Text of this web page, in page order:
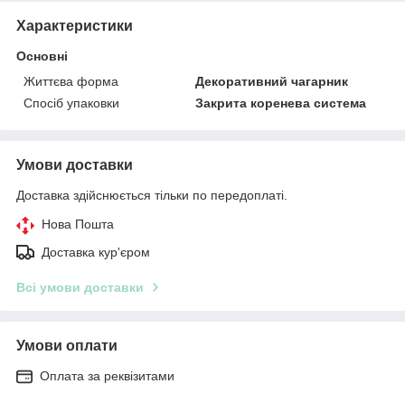
Характеристики
Основні
Життєва форма
Декоративний чагарник
Спосіб упаковки
Закрита коренева система
Умови доставки
Доставка здійснюється тільки по передоплаті.
Нова Пошта
Доставка кур'єром
Всі умови доставки
Умови оплати
Оплата за реквізитами